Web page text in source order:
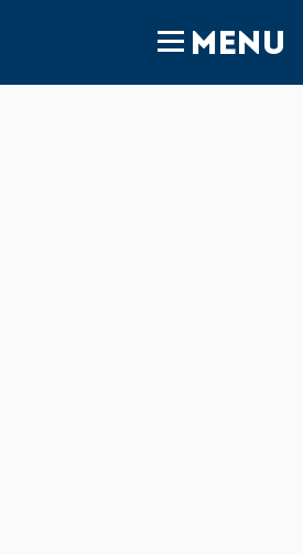
MENU